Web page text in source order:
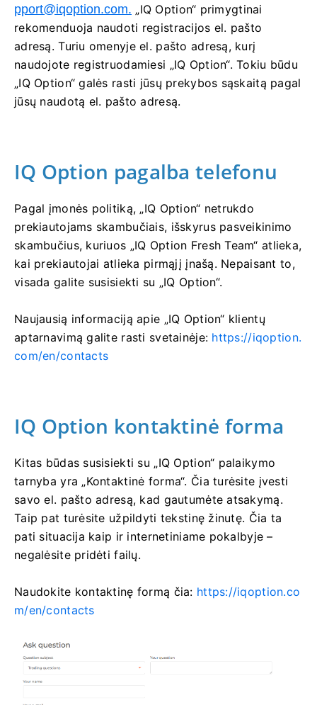
pport@iqoption.com. „IQ Option“ primygtinai
rekomenduoja naudoti registracijos el. pašto
adresą. Turiu omenyje el. pašto adresą, kurį
naudojote registruodamiesi „IQ Option“. Tokiu būdu
„IQ Option“ galės rasti jūsų prekybos sąskaitą pagal
jūsų naudotą el. pašto adresą.
IQ Option pagalba telefonu
Pagal įmonės politiką, „IQ Option“ netrukdo
prekiautojams skambučiais, išskyrus pasveikinimo
skambučius, kuriuos „IQ Option Fresh Team“ atlieka,
kai prekiautojai atlieka pirmąjį įnašą. Nepaisant to,
visada galite susisiekti su „IQ Option“.
Naujausią informaciją apie „IQ Option“ klientų
aptarnavimą galite rasti svetainėje: https://iqoption.
com/en/contacts
IQ Option kontaktinė forma
Kitas būdas susisiekti su „IQ Option“ palaikymo
tarnyba yra „Kontaktinė forma“. Čia turėsite įvesti
savo el. pašto adresą, kad gautumėte atsakymą.
Taip pat turėsite užpildyti tekstinę žinutę. Čia ta
pati situacija kaip ir internetiniame pokalbyje –
negalėsite pridėti failų.
Naudokite kontaktinę formą čia: https://iqoption.co
m/en/contacts